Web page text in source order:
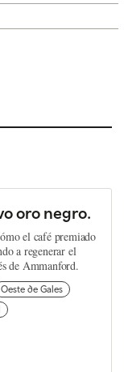
oro negro.
el café premiado
a regenerar el
de Ammanford.
Oeste de Gales